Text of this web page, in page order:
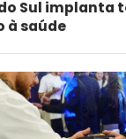
Sul implanta
à saúde